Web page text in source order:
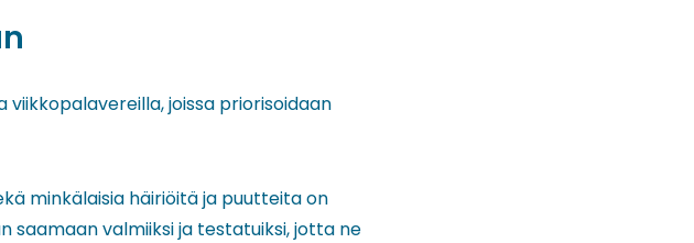
joissa priorisoidaan
minkälaisia häiriöitä ja puutteita on
saamaan valmiiksi ja testatuiksi, jotta ne